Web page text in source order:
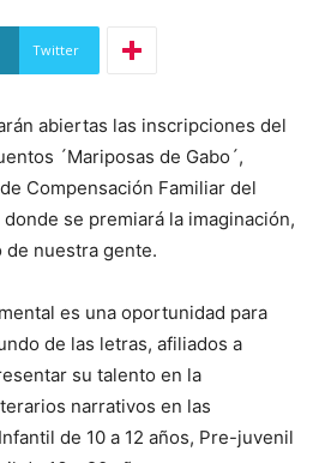
Twitter
abiertas las inscripciones del
´Mariposas de Gabo´,
Compensación Familiar del
donde se premiará la imaginación,
nuestra gente.
es una oportunidad para
de las letras, afiliados a
su talento en la
narrativos en las
de 10 a 12 años, Pre-juvenil